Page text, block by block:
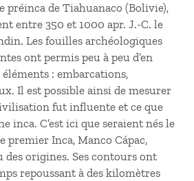
préinca de Tiahuanaco (Bolivie),
entre 350 et 1000 apr. J.-C. le
Les fouilles archéologiques
ont permis peu à peu d’en
: embarcations,
Il est possible ainsi de mesurer
fut influente et ce que
inca. C’est ici que seraient nés le
premier Inca, Manco Cápac,
des origines. Ses contours ont
repoussant à des kilomètres